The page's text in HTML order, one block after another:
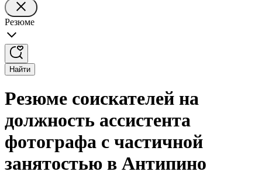
Резюме
Найти
Резюме соискателей на
должность ассистента
фотографа с частичной
занятостью в Антипино